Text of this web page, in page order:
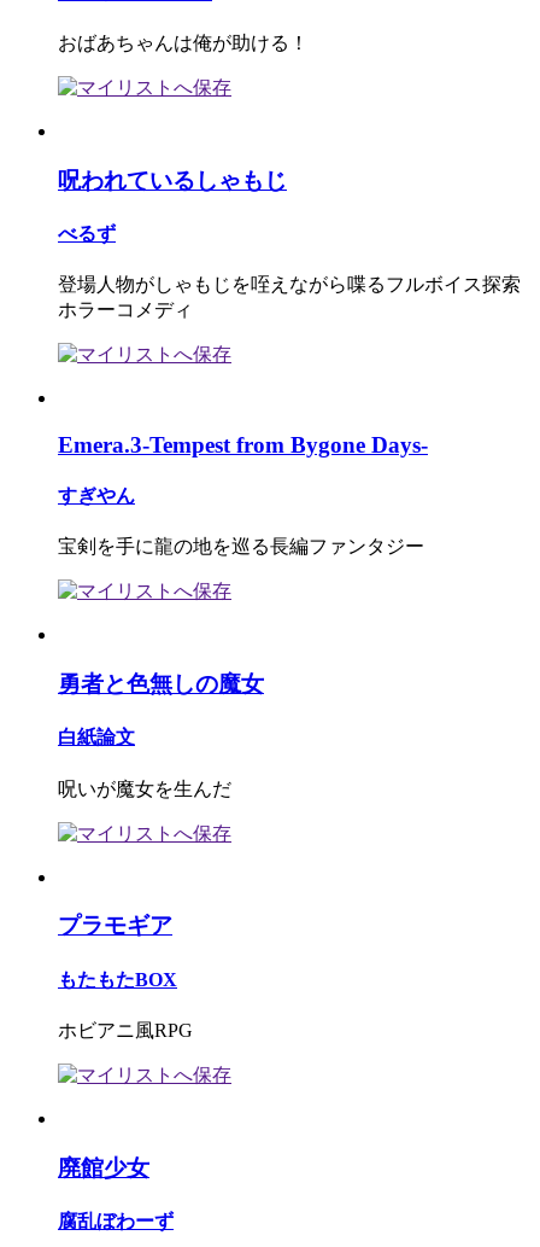
おばあちゃんは俺が助ける！
呪われているしゃもじ
べるず
登場人物がしゃもじを咥えながら喋るフルボイス探索
ホラーコメディ
Emera.3-Tempest from Bygone Days-
すぎやん
宝剣を手に龍の地を巡る長編ファンタジー
勇者と色無しの魔女
白紙論文
呪いが魔女を生んだ
プラモギア
もたもたBOX
ホビアニ風RPG
廃館少女
腐乱ぼわーず